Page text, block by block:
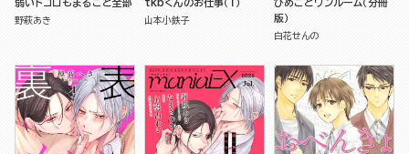
弱いトコロもまるごと全部
野萩あき
tkbくんのお仕事（１）
山本小鉄子
ひめごとワンルーム（分冊
版）
白花せんの